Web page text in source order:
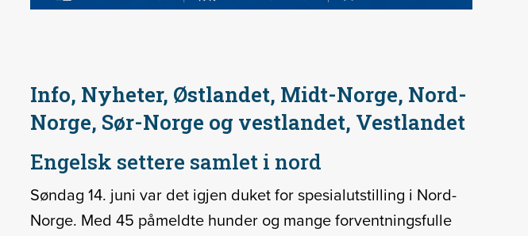
Info, Nyheter, Østlandet, Midt-Norge, Nord-
Norge, Sør-Norge og vestlandet, Vestlandet
Engelsk settere samlet i nord
Søndag 14. juni var det igjen duket for spesialutstilling i Nord-
Norge. Med 45 påmeldte hunder og mange forventningsfulle